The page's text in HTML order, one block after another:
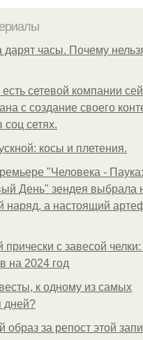
дарят часы. Почему
сетевой компании
с создание своего
сетях.
косы и плетения.
"Человека - Паука:
День" зендея выбрала
наряд, а настоящий
с завесой
на 2024 год
к одному из самых
дней?
за репост этой